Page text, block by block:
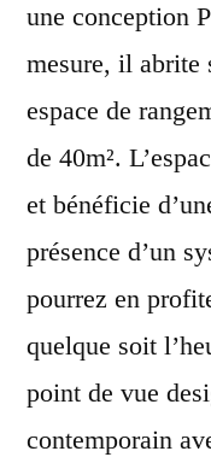
une conception
mesure, il abrite
espace de
de 40m².
et bénéficie
présence d’un
pourrez en
quelque soit
point de vue
contemporain